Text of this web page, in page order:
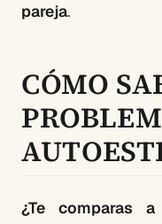
pareja.
CÓMO
¿Te comparas